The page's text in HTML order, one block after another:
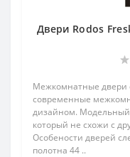
Двери Rodos
Межкомнатные двери
современные
дизайном. Модельный
который не схожи с
Особености дверей
полотна 44 ..